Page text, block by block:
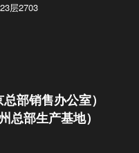
层2703
部销售办公室）
总部生产基地）